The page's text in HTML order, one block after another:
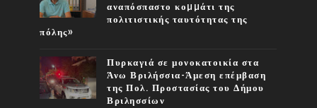
αναπόσπαστο κοµµάτι της
πολιτιστικής ταυτότητας της
πόλης»
Πυρκαγιά σε μονοκατοικία στα
Άνω Βριλήσσια-Άμεση επέμβαση
της Πολ. Προστασίας του Δήμου
Βριλησσίων